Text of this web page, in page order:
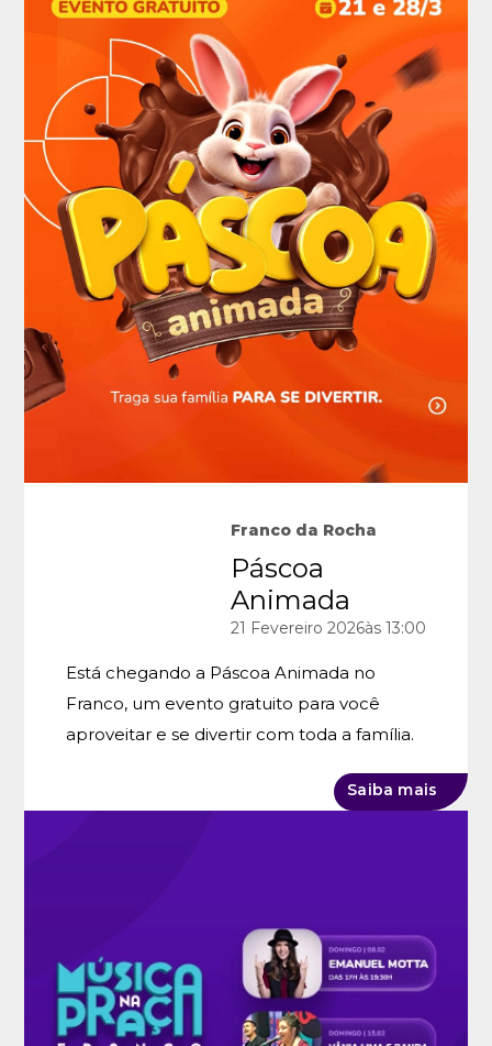
Franco da Rocha
21 Fevereiro 2026às 13:00
Páscoa
Animada
Está chegando a Páscoa Animada no
Franco, um evento gratuito para você
aproveitar e se divertir com toda a família.
Saiba mais